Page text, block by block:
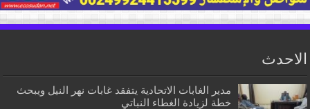
الاحدث
مدير الغابات الاتحادية يتفقد غابات نهر النيل ويبحث
خطة لزيادة الغطاء النباتي